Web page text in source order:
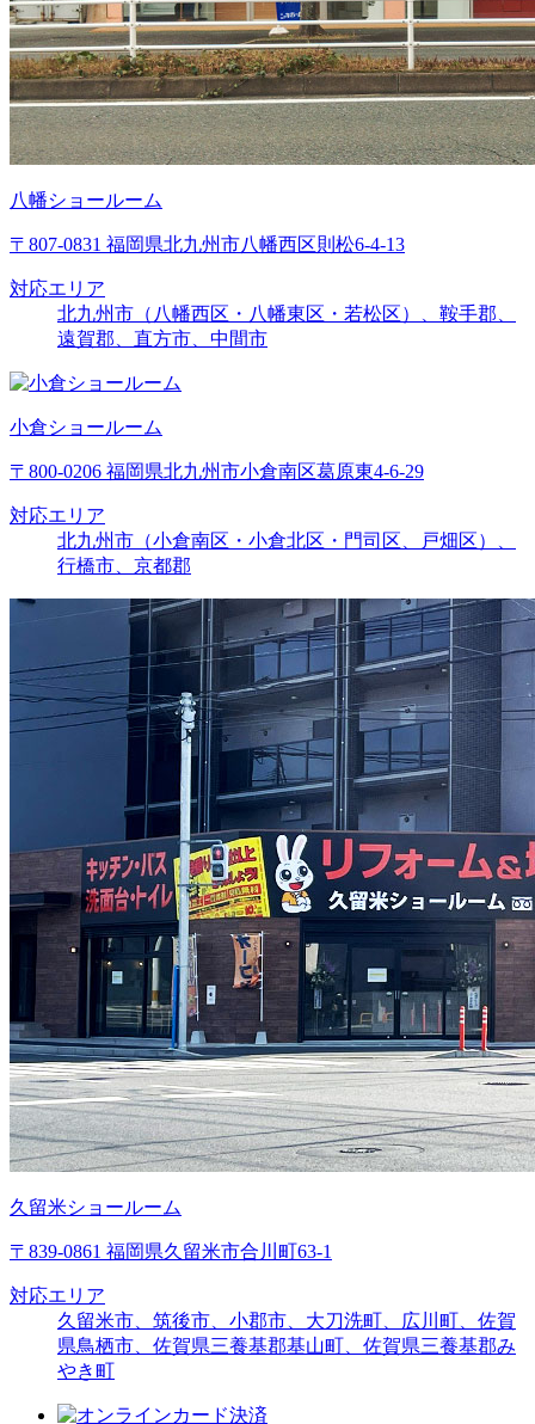
八幡ショールーム
〒807-0831 福岡県北九州市八幡西区則松6-4-13
対応エリア
北九州市（八幡西区・八幡東区・若松区）、鞍手郡、
遠賀郡、直方市、中間市
小倉ショールーム
〒800-0206 福岡県北九州市小倉南区葛原東4-6-29
対応エリア
北九州市（小倉南区・小倉北区・門司区、戸畑区）、
行橋市、京都郡
久留米ショールーム
〒839-0861 福岡県久留米市合川町63-1
対応エリア
久留米市、筑後市、小郡市、大刀洗町、広川町、佐賀
県鳥栖市、佐賀県三養基郡基山町、佐賀県三養基郡み
やき町